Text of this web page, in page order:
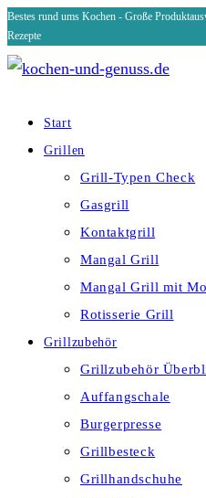
Zum
Inhalt
springen
Bestes rund ums Kochen - Große
Rezepte
Start
Grillen
Grill-Typen Check
Gasgrill
Kontaktgrill
Mangal Grill
Mangal Grill mit
Rotisserie Grill
Grillzubehör
Grillzubehör
Auffangschale
Burgerpresse
Grillbesteck
Grillhandschuhe